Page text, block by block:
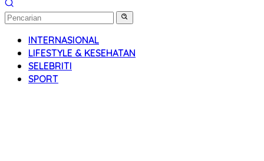
INTERNASIONAL
LIFESTYLE & KESEHATAN
SELEBRITI
SPORT